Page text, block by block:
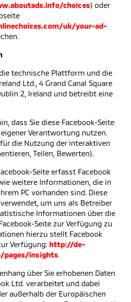
choices) oder
uk/your-ad-
technische Plattform und die
Ltd., 4 Grand Canal Square
2, Ireland und betreibt eine
dass Sie diese Facebook-Seite
Verantwortung nutzen.
die Nutzung der interaktiven
Teilen, Bewerten).
Seite erfasst Facebook
weitere Informationen, die in
PC vorhanden sind. Diese
um uns als Betreiber
Informationen über die
Seite zur Verfügung zu
hierzu stellt Facebook
Verfügung: http://de-
pages/insights.
über Sie erhobenen Daten
Ltd. verarbeitet und dabei
außerhalb der Europäischen